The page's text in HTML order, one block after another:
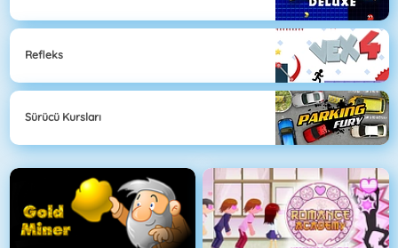
Refleks
Sürücü Kursları